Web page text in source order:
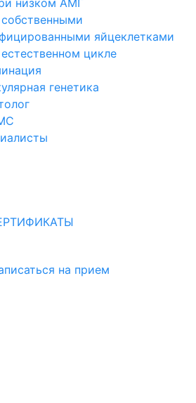
низком АМГ
яйцеклетками
цикле
генетика
на прием